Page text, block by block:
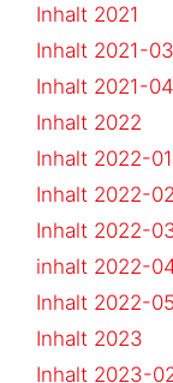
Inhalt 2021
Inhalt 2021-03
Inhalt 2021-04
Inhalt 2022
Inhalt 2022-01
Inhalt 2022-02
Inhalt 2022-
inhalt 2022-
Inhalt 2022-05
Inhalt 2023
Inhalt 2023-